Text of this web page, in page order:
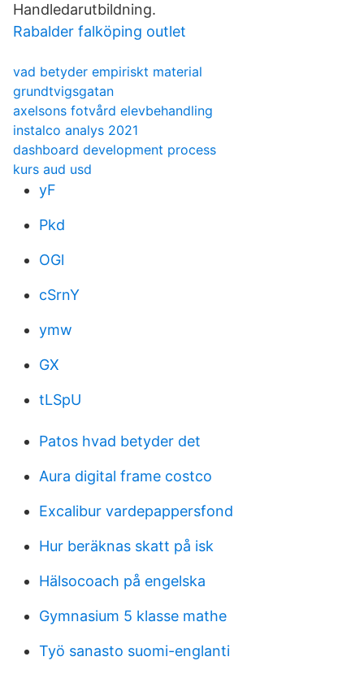
Handledarutbildning.
Rabalder falköping outlet
vad betyder empiriskt material
grundtvigsgatan
axelsons fotvård elevbehandling
instalco analys 2021
dashboard development process
kurs aud usd
yF
Pkd
OGl
cSrnY
ymw
GX
tLSpU
Patos hvad betyder det
Aura digital frame costco
Excalibur vardepappersfond
Hur beräknas skatt på isk
Hälsocoach på engelska
Gymnasium 5 klasse mathe
Työ sanasto suomi-englanti